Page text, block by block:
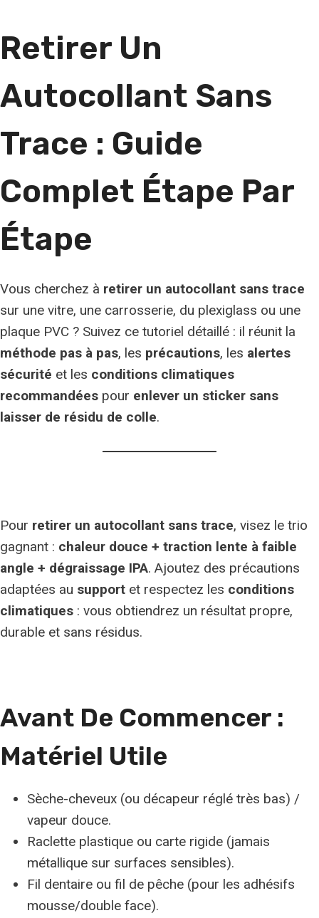
Retirer Un
Autocollant Sans
Trace : Guide
Complet Étape Par
Étape
Vous cherchez à retirer un autocollant sans trace
sur une vitre, une carrosserie, du plexiglass ou une
plaque PVC ? Suivez ce tutoriel détaillé : il réunit la
méthode pas à pas, les précautions, les alertes
sécurité et les conditions climatiques
recommandées pour enlever un sticker sans
laisser de résidu de colle.
Pour retirer un autocollant sans trace, visez le trio
gagnant : chaleur douce + traction lente à faible
angle + dégraissage IPA. Ajoutez des précautions
adaptées au support et respectez les conditions
climatiques : vous obtiendrez un résultat propre,
durable et sans résidus.
Avant De Commencer :
Matériel Utile
Sèche-cheveux (ou décapeur réglé très bas) /
vapeur douce.
Raclette plastique ou carte rigide (jamais
métallique sur surfaces sensibles).
Fil dentaire ou fil de pêche (pour les adhésifs
mousse/double face).